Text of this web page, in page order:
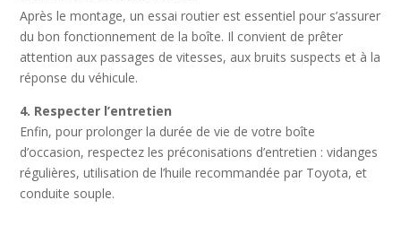
Après le montage, un essai routier est essentiel pour s’assurer
du bon fonctionnement de la boîte. Il convient de prêter
attention aux passages de vitesses, aux bruits suspects et à la
réponse du véhicule.
4. Respecter l’entretien
Enfin, pour prolonger la durée de vie de votre boîte
d’occasion, respectez les préconisations d’entretien : vidanges
régulières, utilisation de l’huile recommandée par Toyota, et
conduite souple.